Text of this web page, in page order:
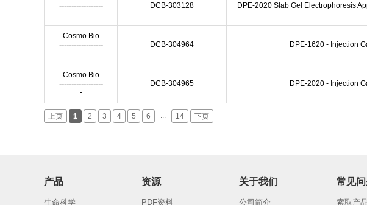
------------------
-
DCB-303128 DPE-2020 Slab Gel Electrophoresis
Cosmo Bio
------------------
-
DCB-304964 DPE-1620 - Injection
Cosmo Bio
------------------
-
DCB-304965 DPE-2020 - Injection
上页 1 2 3 4 5 6 ... 14 下页
产品
生命科学
资源
PDF资料
关于我们
公司简介
常见
索取产